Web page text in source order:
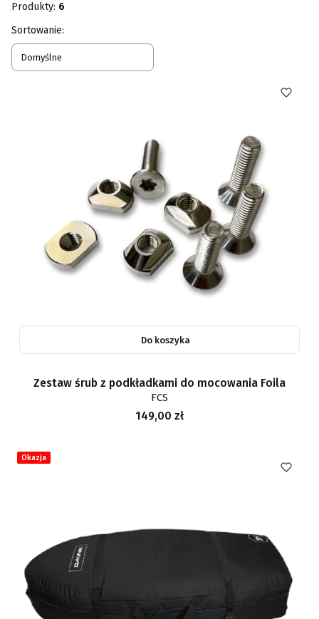
Produkty: 6
Lista produktów
Sortowanie:
Domyślne
Do koszyka
Zestaw śrub z podkładkami do mocowania Foila
FCS
Cena
149,00 zł
Okazja